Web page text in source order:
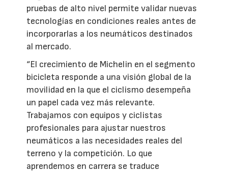
pruebas de alto nivel permite validar nuevas
tecnologías en condiciones reales antes de
incorporarlas a los neumáticos destinados
al mercado.
“El crecimiento de Michelin en el segmento
bicicleta responde a una visión global de la
movilidad en la que el ciclismo desempeña
un papel cada vez más relevante.
Trabajamos con equipos y ciclistas
profesionales para ajustar nuestros
neumáticos a las necesidades reales del
terreno y la competición. Lo que
aprendemos en carrera se traduce